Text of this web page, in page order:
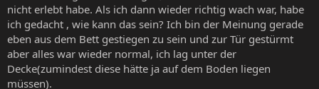
nicht erlebt habe. Als ich dann wieder richtig wach war, habe
ich gedacht , wie kann das sein? Ich bin der Meinung gerade
eben aus dem Bett gestiegen zu sein und zur Tür gestürmt
aber alles war wieder normal, ich lag unter der
Decke(zumindest diese hätte ja auf dem Boden liegen
müssen).